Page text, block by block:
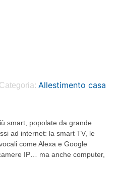
Categoria: Allestimento casa
smart, popolate da grande
ad internet: la smart TV, le
come Alexa e Google
IP… ma anche computer,